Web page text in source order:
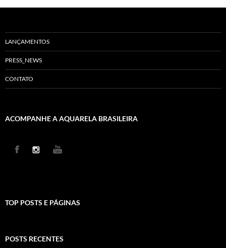
LANÇAMENTOS
PRESS_NEWS
CONTATO
ACOMPANHE A AQUARELA BRASILEIRA
TOP POSTS E PÁGINAS
POSTS RECENTES